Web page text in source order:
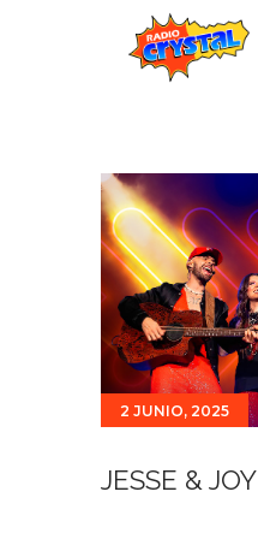
Estaciones
Eventos
Promociones
Noticias
Para ti
Contacto
2 JUNIO, 2025
JESSE & JOY